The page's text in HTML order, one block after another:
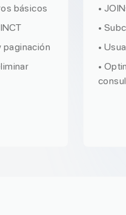
básicos
paginación
•
•
•
•